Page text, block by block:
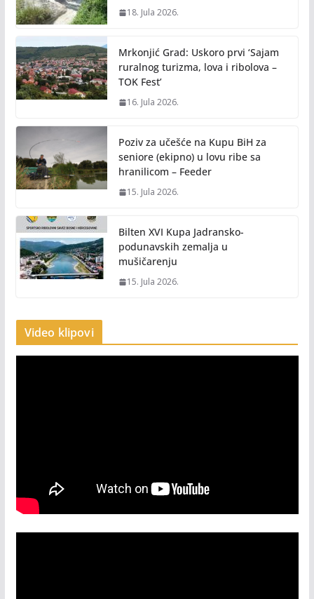
18. Jula 2026.
Mrkonjić Grad: Uskoro prvi ‘Sajam
ruralnog turizma, lova i ribolova –
TOK Fest’
16. Jula 2026.
Poziv za učešće na Kupu BiH za
seniore (ekipno) u lovu ribe sa
hranilicom – Feeder
15. Jula 2026.
Bilten XVI Kupa Jadransko-
podunavskih zemalja u
mušičarenju
15. Jula 2026.
Video klipovi